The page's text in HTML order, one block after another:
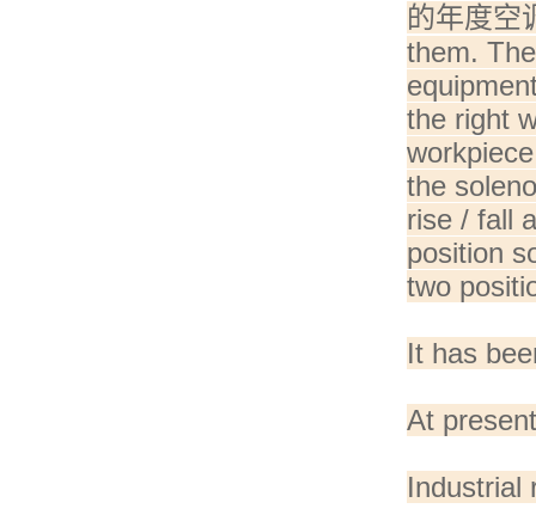
的年度空
them.
the right
the
rise / fall
position
two
It has
At
Industrial